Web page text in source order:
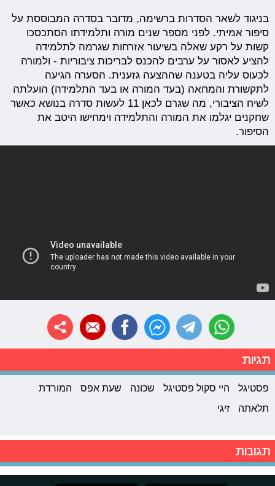
בניגוד לשאר הסדרות ברשימה, מדובר בסדרה המבוססת על
סיפור אמיתי. לפני מספר שנים מורה ותלמידתו הסתכסכו
קשות על רקע שאלה בשיעור אזרחות שגרמה לתלמידה
להציע לאסור על ערבים להכנס לבריכות ציבוריות - ולמורה
לכעוס עליה בטענה שההצעה גזענית. הסערה הגיעה
לתקשורת והמחאה (בעד המורה או בעד התלמידה) הועלתה
לשיח הציבורי, מה שגרם לכאן 11 לעשות סדרה בנושא כאשר
שחקנים יגלמו את המורה והתלמידה וימחישו היטב את
הסיפור.
תגיות
פסטיגל היי סקול פסטיגל שכונה שעת אפס
המורדת
תלאתה
זיגי
תגובות